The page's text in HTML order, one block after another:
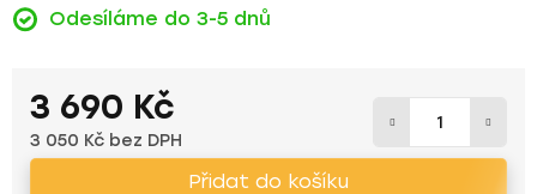
Odesíláme do 3-5 dnů
3 690 Kč
3 050 Kč bez DPH
Přidat do košíku